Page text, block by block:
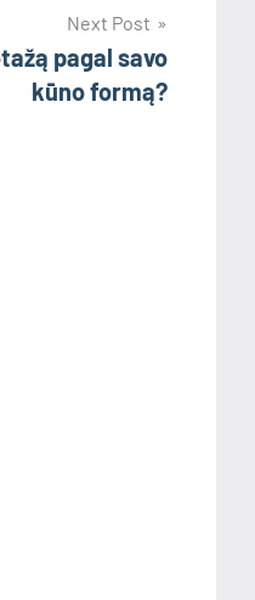
Next Post
pagal savo
kūno formą?